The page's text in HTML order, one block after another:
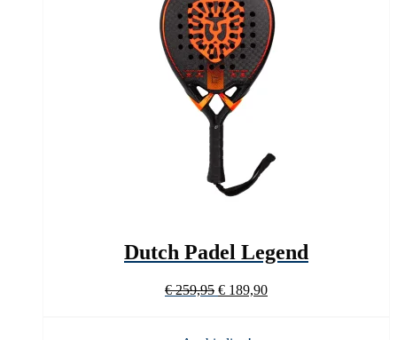
Dutch Padel Legend
€259,95 Oorspronkelijke
€ 189,90Huidige